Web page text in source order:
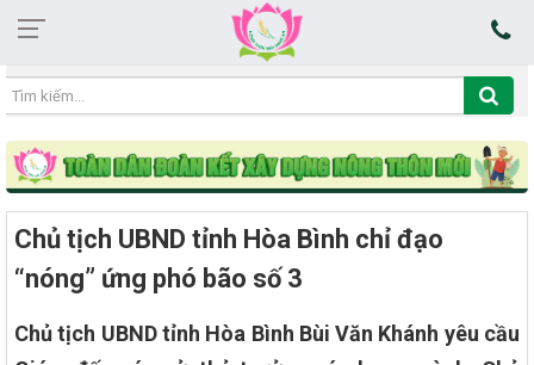
04:16:36 07/08/2026
Chủ tịch UBND tỉnh Hòa Bình chỉ đạo
“nóng” ứng phó bão số 3
Chủ tịch UBND tỉnh Hòa Bình Bùi Văn Khánh yêu cầu